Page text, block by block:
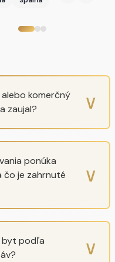
komerčný
zaujal?
∨
ponúka
čo je zahrnuté
∨
byt podľa
∨